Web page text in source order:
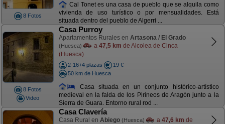
8 Fotos
Cal Tonet es una casa de pueblo que se alquila como
vivienda de uso turístico o por mensualidades. Está
situada dentro del pueblo de Algerri ...
8 Fotos
Video
Casa Purroy
Apartamentos Rurales en Artasona / El Grado
(Huesca) a 47,5 km de Alcolea de Cinca
(Huesca)
2-16+4 plazas
19 €
50 km de Huesca
Casa situada en un conjunto histórico-artístico
medieval en la falda de los Pirineos de Aragón junto a la
Sierra de Guara. Entorno rural rod ...
Casa Clavería
Casa Rural en Abiego (Huesca) a 47,6 km de